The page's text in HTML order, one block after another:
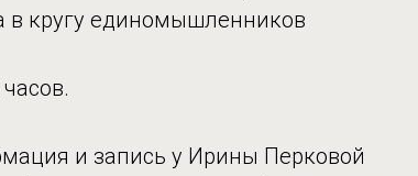
в кругу единомышленников
и запись у Ирины Перковой